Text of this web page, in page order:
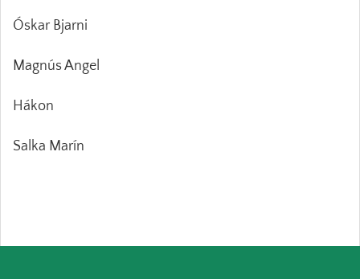
Óskar Bjarni
Magnús Angel
Hákon
Salka Marín